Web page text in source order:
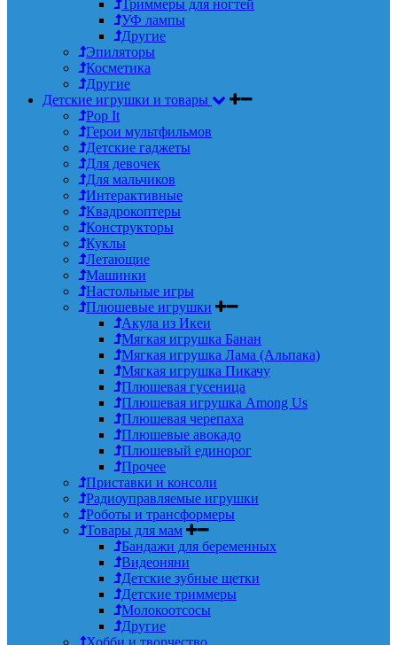
Триммеры для ногтей
УФ лампы
Другие
Эпиляторы
Косметика
Другие
Детские игрушки и товары
Pop It
Герои мультфильмов
Детские гаджеты
Для девочек
Для мальчиков
Интерактивные
Квадрокоптеры
Конструкторы
Куклы
Летающие
Машинки
Настольные игры
Плюшевые игрушки
Акула из Икеи
Мягкая игрушка Банан
Мягкая игрушка Лама (Альпака)
Мягкая игрушка Пикачу
Плюшевая гусеница
Плюшевая игрушка Among Us
Плюшевая черепаха
Плюшевые авокадо
Плюшевый единорог
Прочее
Приставки и консоли
Радиоуправляемые игрушки
Роботы и трансформеры
Товары для мам
Бандажи для беременных
Видеоняни
Детские зубные щетки
Детские триммеры
Молокоотсосы
Другие
Хобби и творчество